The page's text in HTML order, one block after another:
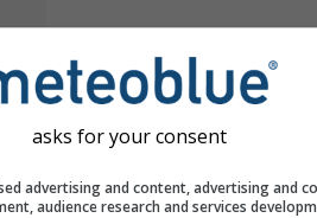
asks for your consent
advertising and content, advertising and
audience research and services